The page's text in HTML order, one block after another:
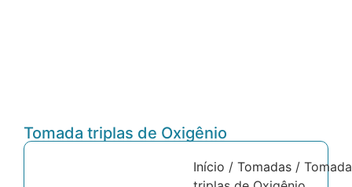
Tomada triplas de Oxigênio
Início /Tomadas / Tomada